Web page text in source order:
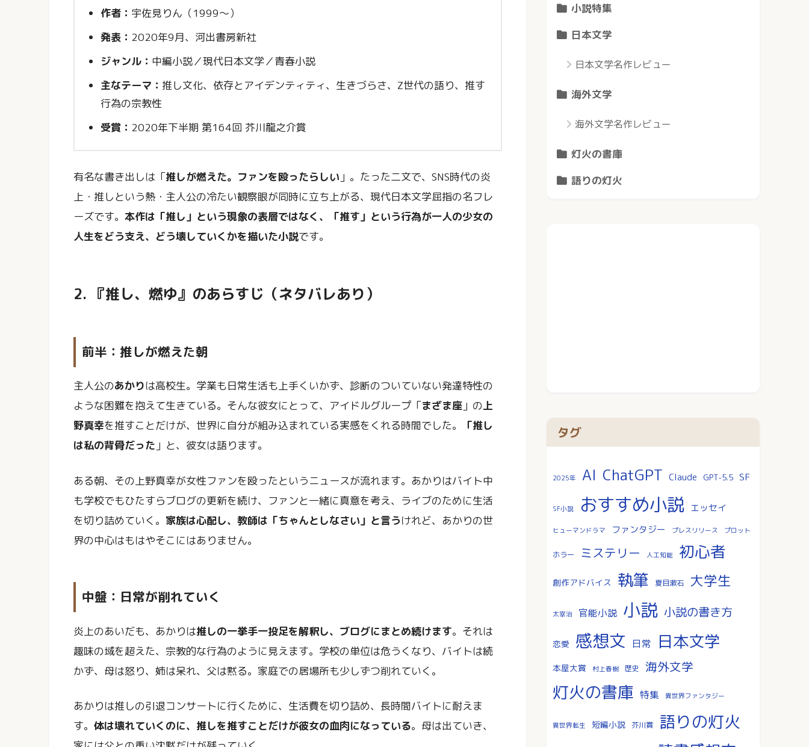
作者： 宇佐見りん（1999〜）
発表： 2020年9月、河出書房新社
ジャンル： 中編小説／現代日本文学／青春小説
主なテーマ： 推し文化、依存とアイデンティティ、生きづらさ、Z世代の語り、推す
行為の宗教性
受賞： 2020年下半期 第164回 芥川龍之介賞
有名な書き出しは「推しが燃えた。ファンを殴ったらしい 」。たった二文で、SNS時代の炎
上・推しという熱・主人公の冷たい観察眼が同時に立ち上がる、現代日本文学屈指の名フレ
ーズです。 本作は「推し」という現象の表層ではなく、「推す」という行為が一人の少女の
人生をどう支え、どう壊していくかを描いた小説です。
2. 『推し、燃ゆ』のあらすじ（ネタバレあり）
前半：推しが燃えた朝
主人公のあかりは高校生。学業も日常生活も上手くいかず、診断のついていない発達特性の
ような困難を抱えて生きている。そんな彼女にとって、アイドルグループ「まざま座 」の上
野真幸を推すことだけが、世界に自分が組み込まれている実感をくれる時間でした。
「推し
は私の背骨だった 」と、彼女は語ります。
ある朝、その上野真幸が女性ファンを殴ったというニュースが流れます。あかりはバイト中
も学校でもひたすらブログの更新を続け、ファンと一緒に真意を考え、ライブのために生活
を切り詰めていく。 家族は心配し、教師は「ちゃんとしなさい」と言うけれど、あかりの世
界の中心はもはやそこにはありません。
中盤：日常が削れていく
炎上のあいだも、あかりは推しの一挙手一投足を解釈し、ブログにまとめ続けます。それは
趣味の域を超えた、宗教的な行為のように見えます。学校の単位は危うくなり、バイトは続
かず、母は怒り、姉は呆れ、父は黙る。家庭での居場所も少しずつ削れていく。
あかりは推しの引退コンサートに行くために、生活費を切り詰め、長時間バイトに耐えま
す。 体は壊れていくのに、推しを推すことだけが彼女の血肉になっている。母は出ていき、
小説特集
日本文学
日本文学名作レビュー
海外文学
海外文学名作レビュー
灯火の書庫
語りの灯火
タグ
2025年 AI ChatGPT Claude GPT-5.5 SF
SF小説 おすすめ小説 エッセイ
ヒューマンドラマ ファンタジー プレスリリース プロット
ホラー ミステリー 人工知能 初心者
創作アドバイス 執筆 夏目漱石 大学生
太宰治 官能小説 小説 小説の書き方
恋愛 感想文 日常 日本文学
本屋大賞 村上春樹 歴史 海外文学
灯火の書庫 特集 異世界ファンタジー
異世界転生 短編小説 芥川賞 語りの灯火